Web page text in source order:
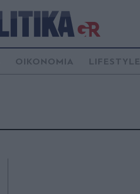
ΟΙΚΟΝΟΜΙΑ LIFESTYLE